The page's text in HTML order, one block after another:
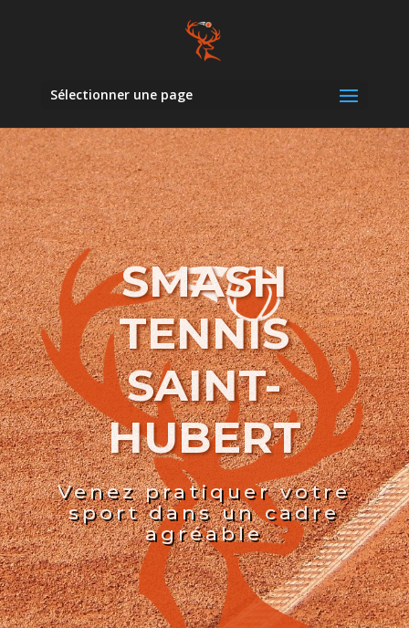
Sélectionner une page
SMASH
TENNIS
SAINT-
HUBERT
Venez pratiquer votre
sport dans un cadre
agréable